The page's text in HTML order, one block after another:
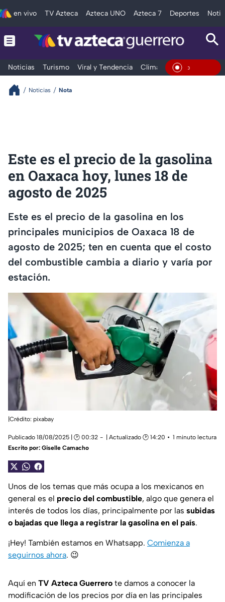
en vivo TV Azteca Azteca UNO Azteca 7 Deportes
Noticias Turismo Viral y Tendencia Clima Deportes En Vivo
Noticias Nota
Este es el precio de la gasolina
en Oaxaca hoy, lunes 18 de
agosto de 2025
Este es el precio de la gasolina en los
principales municipios de Oaxaca 18 de
agosto de 2025; ten en cuenta que el costo
del combustible cambia a diario y varía por
estación.
|Crédito: pixabay
Publicado 18/08/2025 | 🕑 00:32 | Actualizado 🕑 14:20
1 minuto lectura
Escrito por: Giselle Camacho
Unos de los temas que más ocupa a los mexicanos en
general es el precio del combustible, algo que genera el
interés de todos los días, principalmente por las subidas
o bajadas que llega a registrar la gasolina en el país.
¡Hey! También estamos en Whatsapp. Comienza a
seguirnos ahora. 😉
Aquí en TV Azteca Guerrero te damos a conocer la
modificación de los precios por día en las principales